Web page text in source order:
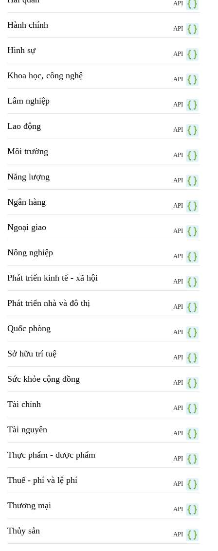
API
Hành chính API
Hình sự API
Khoa học, công nghệ API
Lâm nghiệp API
Lao động API
Môi trường API
Năng lượng API
Ngân hàng API
Ngoại giao API
Nông nghiệp API
Phát triển kinh tế - xã hội API
Phát triển nhà và đô thị API
Quốc phòng API
Sở hữu trí tuệ API
Sức khỏe cộng đồng API
Tài chính API
Tài nguyên API
Thực phẩm - dược phẩm API
Thuế - phí và lệ phí API
Thương mại API
Thủy sản API